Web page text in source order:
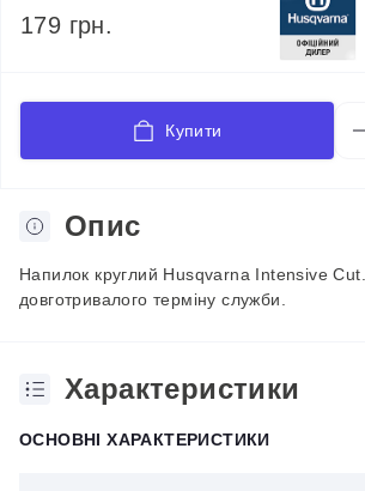
179 грн.
Купити
Опис
Напилок круглий Husqvarna Intensive
довготривалого терміну служби.
Характеристики
ОСНОВНІ ХАРАКТЕРИСТИКИ